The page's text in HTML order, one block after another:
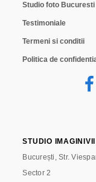
Studio foto Bucuresti
Testimoniale
Termeni si conditii
Politica de
STUDIO IMAGINIVII
București, Str.
Sector 2